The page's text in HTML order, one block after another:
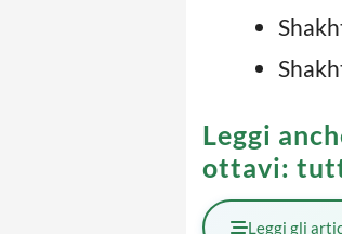
Leggi
ottavi:
Leggi gli